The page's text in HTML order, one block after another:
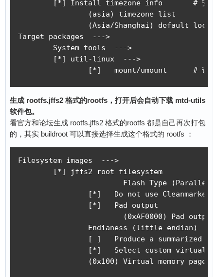
Target packages  --->
[*]
生成 rootfs.jffs2 格式的rootfs，打开后会自动下载 mtd-utils
软件包。
看官方和论坛生成 rootfs.jffs2 格式的rootfs 都是自己再次打包
的，其实 buildroot 可以直接选择生成这个格式的 rootfs ：
Filesystem images  --->